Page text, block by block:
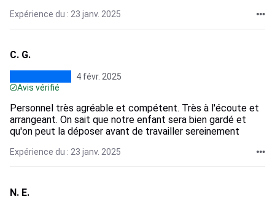
Expérience du : 23 janv. 2025
C. G.
4 févr. 2025
Avis vérifié
Personnel très agréable et compétent. Très à l'écoute et
arrangeant. On sait que notre enfant sera bien gardé et
qu'on peut la déposer avant de travailler sereinement
Expérience du : 23 janv. 2025
N. E.